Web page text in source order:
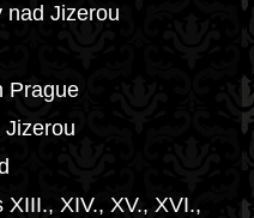
nad Jizerou
Prague
XIV., XV., XVI.,